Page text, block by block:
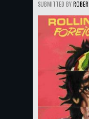
SUBMITTED BY